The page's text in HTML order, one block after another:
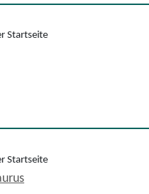
Startseite
Startseite